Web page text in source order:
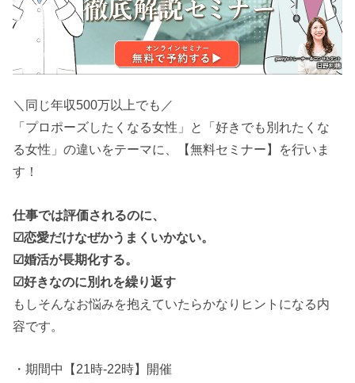
＼同じ年収500万以上でも／
「プロポーズしたくなる女性」と「好きでも別れたくな
る女性」の違いをテーマに、【無料セミナー】を行いま
す！
仕事では評価されるのに、
☑恋愛だけなぜかうまくいかない。
☑婚活が長期化する。
☑好きなのに別れを繰り返す
もしそんなお悩みを抱えていたらかなりヒントになる内
容です。
・期間中【21時-22時】開催